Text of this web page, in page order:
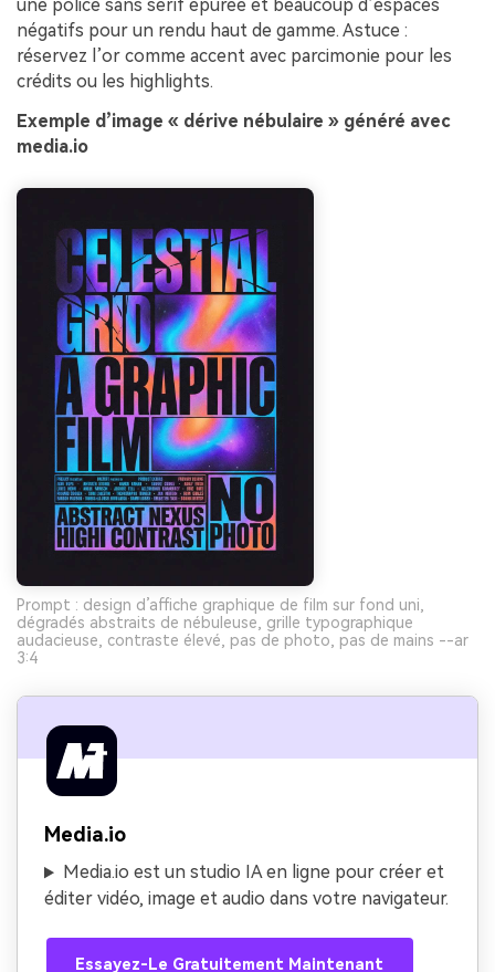
une police sans serif épurée et beaucoup d’espaces
négatifs pour un rendu haut de gamme. Astuce :
réservez l’or comme accent avec parcimonie pour les
crédits ou les highlights.
Exemple d’image « dérive nébulaire » généré avec
media.io
Prompt : design d’affiche graphique de film sur fond uni,
dégradés abstraits de nébuleuse, grille typographique
audacieuse, contraste élevé, pas de photo, pas de mains --ar
3:4
Media.io
Media.io est un studio IA en ligne pour créer et
éditer vidéo, image et audio dans votre navigateur.
Essayez-Le Gratuitement Maintenant